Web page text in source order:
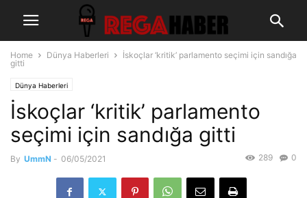
Home Dünya Haberleri
İskoçlar ‘kritik’ parlamento seçimi için sandığa
gitti
Dünya Haberleri
İskoçlar ‘kritik’ parlamento
seçimi için sandığa gitti
By UmmN - 06/05/2021 0
289